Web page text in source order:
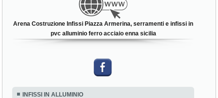
Arena Costruzione Infissi Piazza Armerina, serramenti e infissi in
pvc alluminio ferro acciaio enna sicilia
INFISSI IN ALLUMINIO